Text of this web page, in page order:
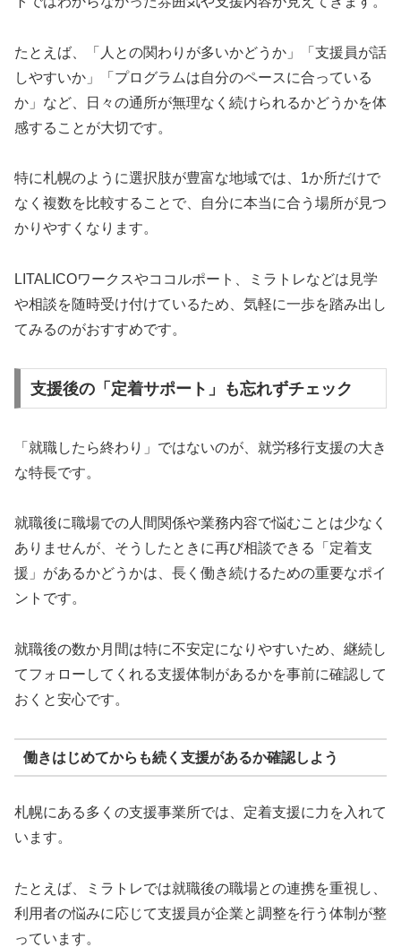
たとえば、「人との関わりが多いかどうか」「支援員が話
しやすいか」「プログラムは自分のペースに合っている
か」など、日々の通所が無理なく続けられるかどうかを体
感することが大切です。
特に札幌のように選択肢が豊富な地域では、1か所だけで
なく複数を比較することで、自分に本当に合う場所が見つ
かりやすくなります。
LITALICOワークスやココルポート、ミラトレなどは見学
や相談を随時受け付けているため、気軽に一歩を踏み出し
てみるのがおすすめです。
支援後の「定着サポート」も忘れずチェック
「就職したら終わり」ではないのが、就労移行支援の大き
な特長です。
就職後に職場での人間関係や業務内容で悩むことは少なく
ありませんが、そうしたときに再び相談できる「定着支
援」があるかどうかは、長く働き続けるための重要なポイ
ントです。
就職後の数か月間は特に不安定になりやすいため、継続し
てフォローしてくれる支援体制があるかを事前に確認して
おくと安心です。
働きはじめてからも続く支援があるか確認しよう
札幌にある多くの支援事業所では、定着支援に力を入れて
います。
たとえば、ミラトレでは就職後の職場との連携を重視し、
利用者の悩みに応じて支援員が企業と調整を行う体制が整
っています。